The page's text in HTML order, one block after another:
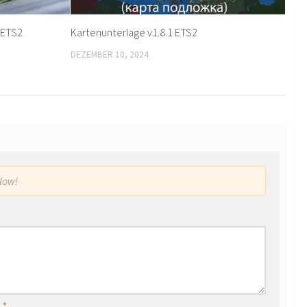
Kartenunterlage v1.8.1 ETS2
DEZEMBER 10, 2024